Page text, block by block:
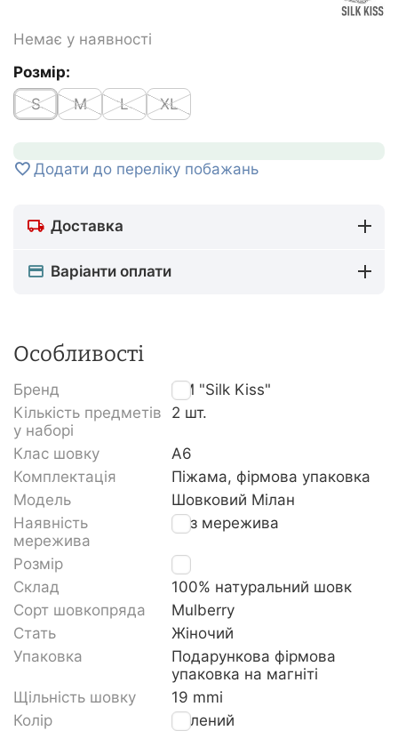
Немає у наявності
Розмір:
S
M L XL
Додати до переліку побажань
Доставка
Варіанти оплати
Особливості
Бренд
TM "Silk Kiss"
Кількість предметів
у наборі
2 шт.
Клас шовку
A6
Комплектація
Піжама, фірмова упаковка
Модель
Шовковий Мілан
Наявність
мережива
Без мережива
Розмір
S
Склад
100% натуральний шовк
Сорт шовкопряда
Mulberry
Стать
Жіночий
Упаковка
Подарункова фірмова
упаковка на магніті
Щільність шовку
19 mmi
Колір
Зелений